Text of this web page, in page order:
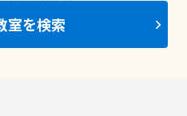
室を検索